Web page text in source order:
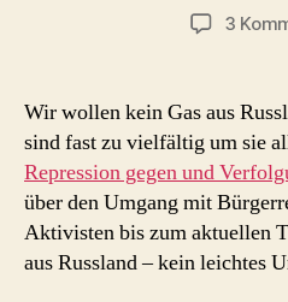
3
Wir wollen kein Gas aus
sind fast zu vielfältig um sie
Repression gegen und
über den Umgang mit
Aktivisten bis zum aktuellen
aus Russland – kein leichtes